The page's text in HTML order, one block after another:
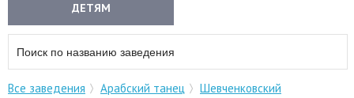
ДЕТЯМ
Все заведения Арабский танец Шевченковский